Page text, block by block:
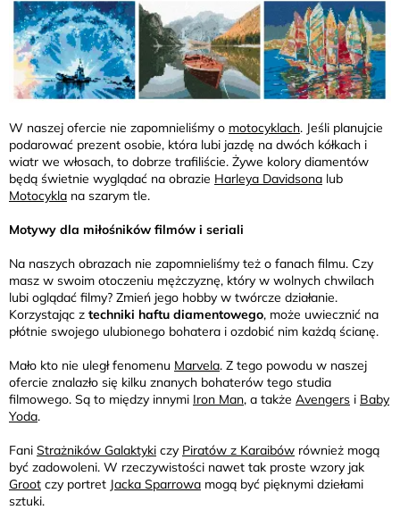
W naszej ofercie nie zapomnieliśmy o motocyklach. Jeśli planujcie
podarować prezent osobie, która lubi jazdę na dwóch kółkach i
wiatr we włosach, to dobrze trafiliście. Żywe kolory diamentów
będą świetnie wyglądać na obrazie Harleya Davidsona lub
Motocykla na szarym tle.
Motywy dla miłośników filmów i seriali
Na naszych obrazach nie zapomnieliśmy też o fanach filmu. Czy
masz w swoim otoczeniu mężczyznę, który w wolnych chwilach
lubi oglądać filmy? Zmień jego hobby w twórcze działanie.
Korzystając z techniki haftu diamentowego, może uwiecznić na
płótnie swojego ulubionego bohatera i ozdobić nim każdą ścianę.
Mało kto nie uległ fenomenu Marvela. Z tego powodu w naszej
ofercie znalazło się kilku znanych bohaterów tego studia
filmowego. Są to między innymi Iron Man, a także Avengers i Baby
Yoda.
Fani Strażników Galaktyki czy Piratów z Karaibów również mogą
być zadowoleni. W rzeczywistości nawet tak proste wzory jak
Groot czy portret Jacka Sparrowa mogą być pięknymi dziełami
sztuki.